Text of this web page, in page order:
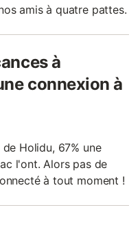
amis à quatre pattes.
à
connexion à
Holidu, 67% une
l'ont. Alors pas de
à tout moment !